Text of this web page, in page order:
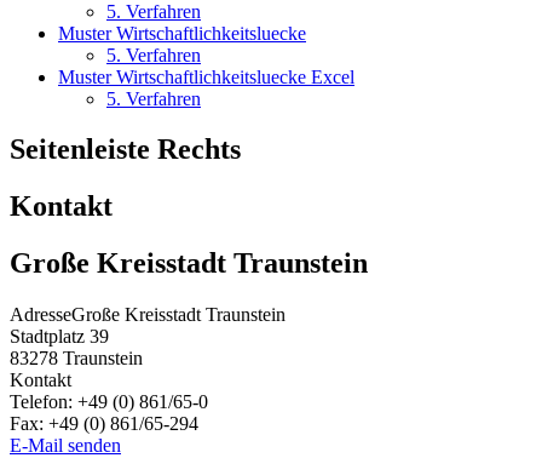
5. Verfahren
Muster Wirtschaftlichkeitsluecke
5. Verfahren
Muster Wirtschaftlichkeitsluecke Excel
5. Verfahren
Seitenleiste Rechts
Kontakt
Große Kreisstadt Traunstein
AdresseGroße Kreisstadt Traunstein
Stadtplatz 39
83278 Traunstein
Kontakt
Telefon: +49 (0) 861/65-0
Fax: +49 (0) 861/65-294
E-Mail senden